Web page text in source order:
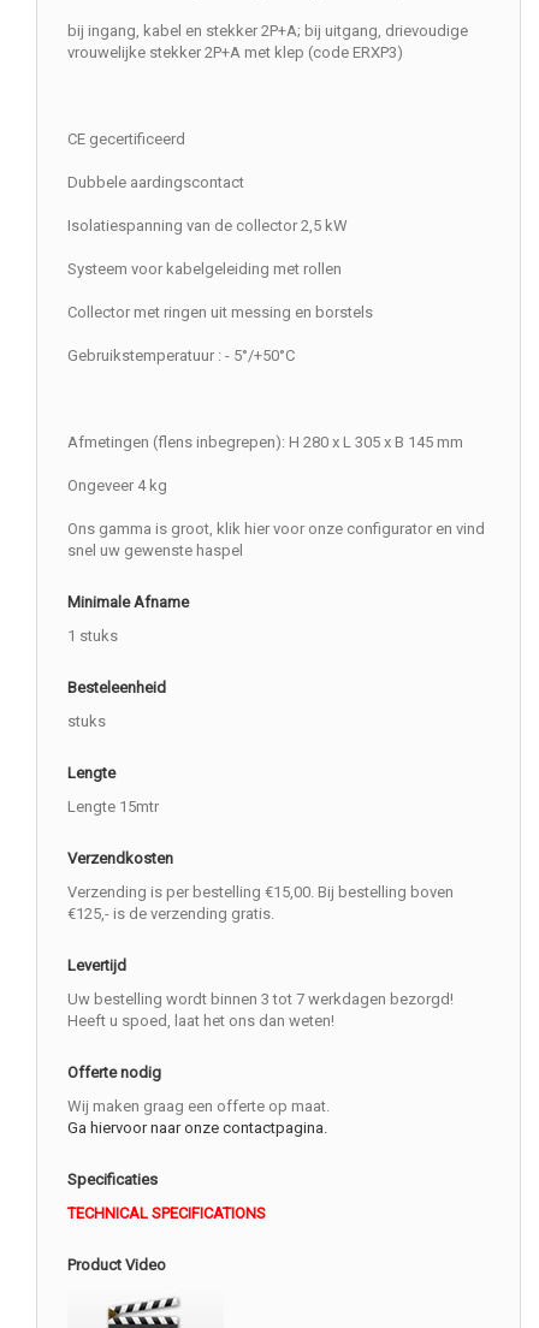
bij ingang, kabel en stekker 2P+A; bij uitgang, drievoudige
vrouwelijke stekker 2P+A met klep (code ERXP3)
CE gecertificeerd
Dubbele aardingscontact
Isolatiespanning van de collector 2,5 kW
Systeem voor kabelgeleiding met rollen
Collector met ringen uit messing en borstels
Gebruikstemperatuur : - 5°/+50°C
Afmetingen (flens inbegrepen): H 280 x L 305 x B 145 mm
Ongeveer 4 kg
Ons gamma is groot, klik hier voor onze configurator en vind
snel uw gewenste haspel
Minimale Afname
1 stuks
Besteleenheid
stuks
Lengte
Lengte 15mtr
Verzendkosten
Verzending is per bestelling €15,00. Bij bestelling boven
€125,- is de verzending gratis.
Levertijd
Uw bestelling wordt binnen 3 tot 7 werkdagen bezorgd!
Heeft u spoed, laat het ons dan weten!
Offerte nodig
Wij maken graag een offerte op maat.
Ga hiervoor naar onze contactpagina.
Specificaties
TECHNICAL SPECIFICATIONS
Product Video